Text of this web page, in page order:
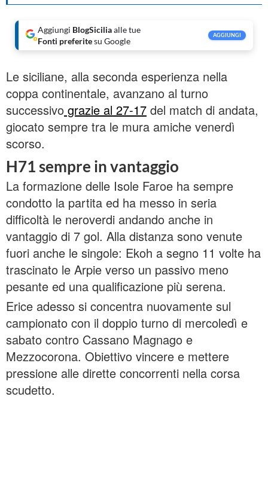
Aggiungi BlogSiciliaalle tue
Fonti preferitesu Google
AGGIUNGI
Le siciliane, alla seconda esperienza nella
coppa continentale, avanzano al turno
successivo grazie al 27-17 del match di andata,
giocato sempre tra le mura amiche venerdì
scorso.
H71 sempre in vantaggio
La formazione delle Isole Faroe ha sempre
condotto la partita ed ha messo in seria
difficoltà le neroverdi andando anche in
vantaggio di 7 gol. Alla distanza sono venute
fuori anche le singole: Ekoh a segno 11 volte ha
trascinato le Arpie verso un passivo meno
pesante ed una qualificazione più serena.
Erice adesso si concentra nuovamente sul
campionato con il doppio turno di mercoledì e
sabato contro Cassano Magnago e
Mezzocorona. Obiettivo vincere e mettere
pressione alle dirette concorrenti nella corsa
scudetto.